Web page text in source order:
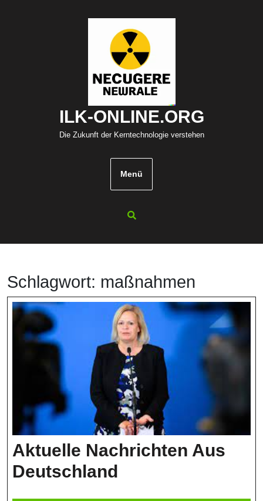
ILK-ONLINE.ORG
Die Zukunft der Kerntechnologie verstehen
Menü
Schlagwort: maßnahmen
Aktuelle Nachrichten Aus
Deutschland